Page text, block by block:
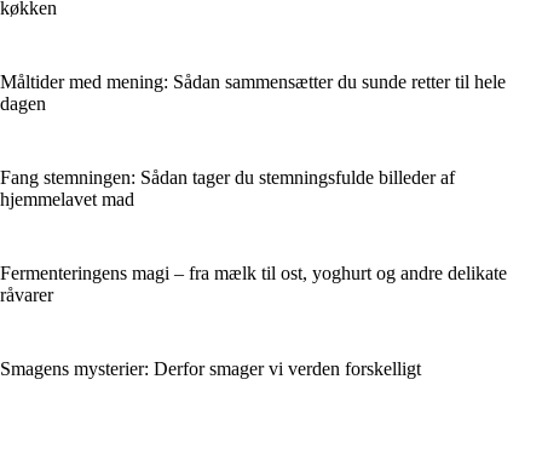
køkken
Måltider med mening: Sådan sammensætter du sunde retter til hele
dagen
Fang stemningen: Sådan tager du stemningsfulde billeder af
hjemmelavet mad
Fermenteringens magi – fra mælk til ost, yoghurt og andre delikate
råvarer
Smagens mysterier: Derfor smager vi verden forskelligt